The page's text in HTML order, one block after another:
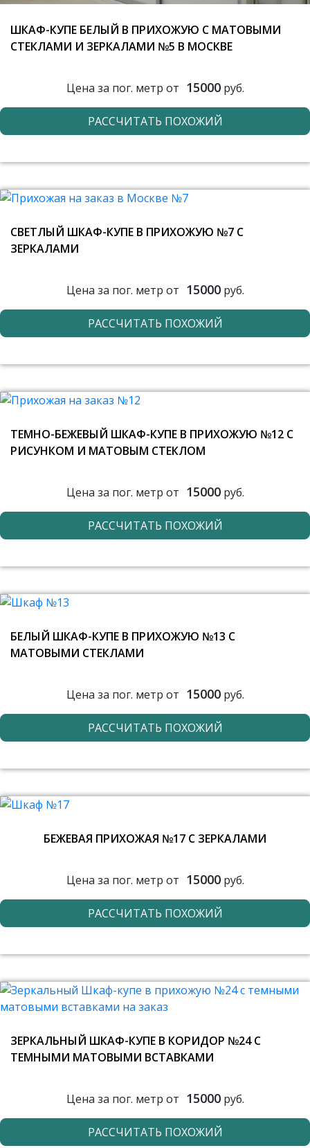
ШКАФ-КУПЕ БЕЛЫЙ В ПРИХОЖУЮ С МАТОВЫМИ
СТЕКЛАМИ И ЗЕРКАЛАМИ №5 В МОСКВЕ
Цена за пог. метр от 15000руб.
РАССЧИТАТЬ ПОХОЖИЙ
СВЕТЛЫЙ ШКАФ-КУПЕ В ПРИХОЖУЮ №7 С
ЗЕРКАЛАМИ
Цена за пог. метр от 15000руб.
РАССЧИТАТЬ ПОХОЖИЙ
ТЕМНО-БЕЖЕВЫЙ ШКАФ-КУПЕ В ПРИХОЖУЮ №12 С
РИСУНКОМ И МАТОВЫМ СТЕКЛОМ
Цена за пог. метр от 15000руб.
РАССЧИТАТЬ ПОХОЖИЙ
БЕЛЫЙ ШКАФ-КУПЕ В ПРИХОЖУЮ №13 С
МАТОВЫМИ СТЕКЛАМИ
Цена за пог. метр от 15000руб.
РАССЧИТАТЬ ПОХОЖИЙ
БЕЖЕВАЯ ПРИХОЖАЯ №17 С ЗЕРКАЛАМИ
Цена за пог. метр от 15000руб.
РАССЧИТАТЬ ПОХОЖИЙ
ЗЕРКАЛЬНЫЙ ШКАФ-КУПЕ В КОРИДОР №24 С
ТЕМНЫМИ МАТОВЫМИ ВСТАВКАМИ
Цена за пог. метр от 15000руб.
РАССЧИТАТЬ ПОХОЖИЙ